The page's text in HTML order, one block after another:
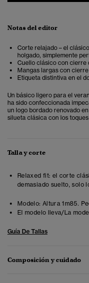
Notas del editor
Corte relajado – el
holgado, simplemente
Cuello clásico con cierre
Mangas largas con
Etiqueta distintiva en el
Un básico ligero para el
ha sido confeccionada
un logo bordado renovado
silueta clásica con los
Talla y corte
Relaxed fit: el corte
demasiado suelto, solo
Modelo: Altura 1m85.
El modelo lleva/La
Guía De Tallas
Composición y cuidado